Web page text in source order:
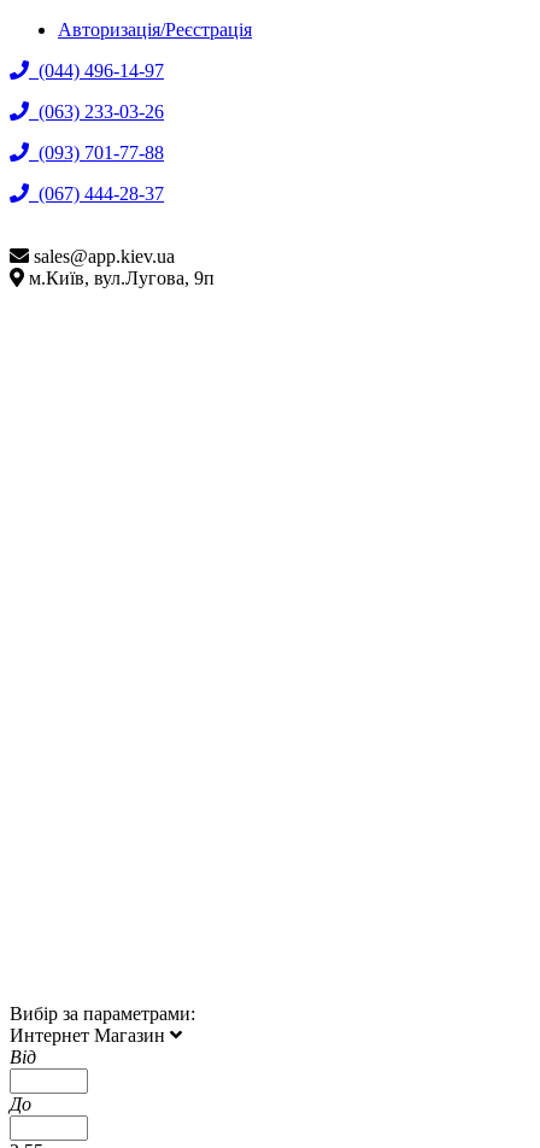
Авторизація/Реєстрація
(044) 496-14-97
(063) 233-03-26
(093) 701-77-88
(067) 444-28-37
sales@app.kiev.ua
м.Київ, вул.Лугова, 9п
Вибір за параметрами:
Интернет Магазин
Від
До